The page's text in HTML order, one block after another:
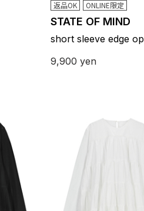
返品OK ONLINE限定
STATE OF MIND
short sleeve edge op
9,900 yen